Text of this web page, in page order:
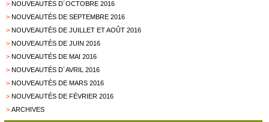
> NOUVEAUTÉS D´OCTOBRE 2016
> NOUVEAUTÉS DE SEPTEMBRE 2016
> NOUVEAUTÉS DE JUILLET ET AOÛT 2016
> NOUVEAUTÉS DE JUIN 2016
> NOUVEAUTÉS DE MAI 2016
> NOUVEAUTÉS D´AVRIL 2016
> NOUVEAUTÉS DE MARS 2016
> NOUVEAUTÉS DE FÉVRIER 2016
> ARCHIVES